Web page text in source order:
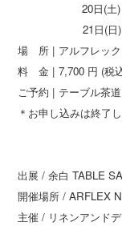
20日(土) (1)
21日(日) (1)
場 所 | アルフレック
料 金 | 7,700 円 (税
ご予約 | テーブル茶
＊お申し込みは終了
出展 / 余白 TABLE
開催場所 / ARFLEX
主催 / リネンアンド